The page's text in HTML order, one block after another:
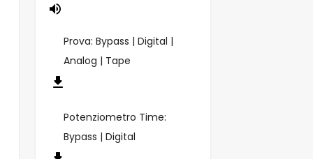
Prova: Bypass | Digital |
Analog | Tape
Potenziometro Time:
Bypass | Digital